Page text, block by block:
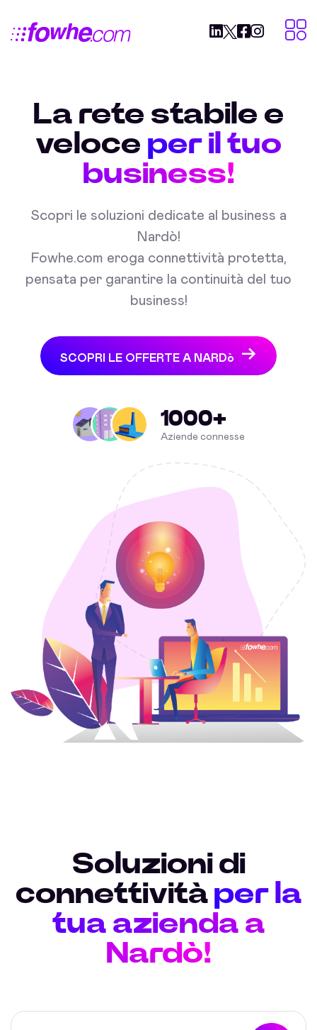
La rete stabile e
veloce per il tuo
business!
Scopri le soluzioni dedicate al business a
Nardò!
Fowhe.com eroga connettività protetta,
pensata per garantire la continuità del tuo
business!
SCOPRI LE OFFERTE A NARDò
1000+
Aziende connesse
Soluzioni di
connettività per la
tua azienda a
Nardò!